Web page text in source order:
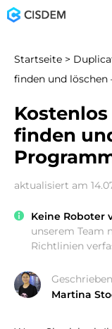
Startseite >
finden und löschen
finden
aktualisiert am
Keine Roboter
unserem Team
Richtlinien
Martina